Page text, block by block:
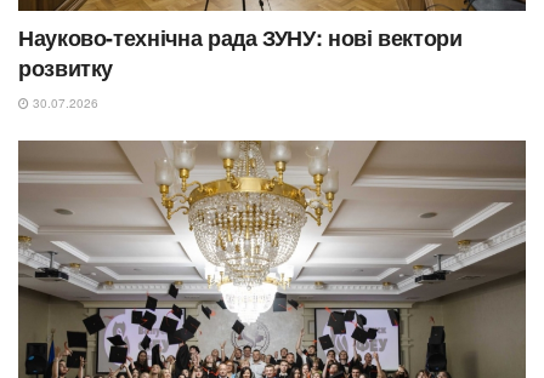
Науково-технічна рада ЗУНУ: нові вектори
розвитку
30.07.2026